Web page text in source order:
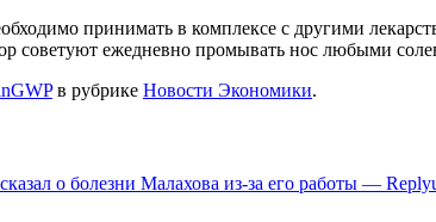
принимать в комплексе с другими
советуют ежедневно промывать нос любыми
в рубрике Новости Экономики.
о болезни Малахова из-за его работы —